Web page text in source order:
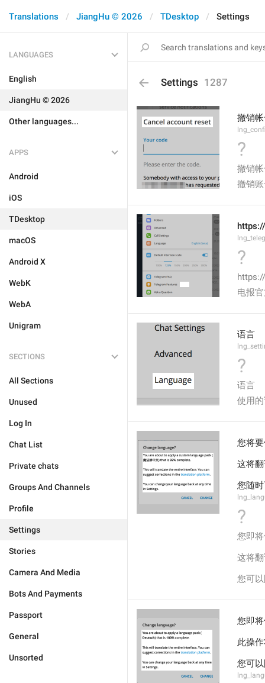
Translations JiangHu © 2026 TDesktop Settings
LANGUAGES
English
JiangHu © 2026
Other languages...
APPS
Android
iOS
TDesktop
macOS
Android X
WebK
WebA
Unigram
SECTIONS
All Sections
Unused
Log In
Chat List
Private chats
Groups And Channels
Profile
Settings
Stories
Camera And Media
Bots And Payments
Passport
General
Unsorted
Settings 1287
撤销
?
撤销
撤销
?
电报
语言
?
语言
使用
您将
这将
您随
?
您即
这将
您可
您即
此操
您可